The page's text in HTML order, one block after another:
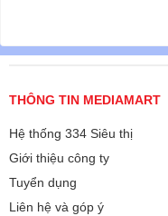
THÔNG TIN MEDIAMART
Hệ thống 334 Siêu thị
Giới thiệu công ty
Tuyển dụng
Liên hệ và góp ý